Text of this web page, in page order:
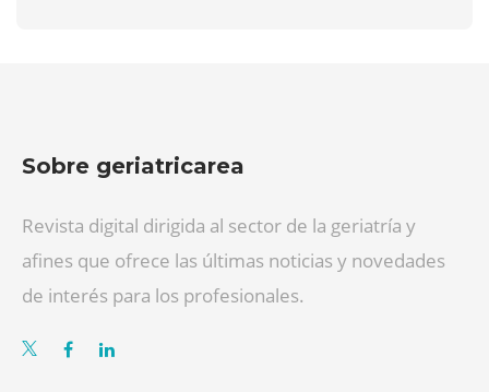
Sobre geriatricarea
Revista digital dirigida al sector de la geriatría y
afines que ofrece las últimas noticias y novedades
de interés para los profesionales.